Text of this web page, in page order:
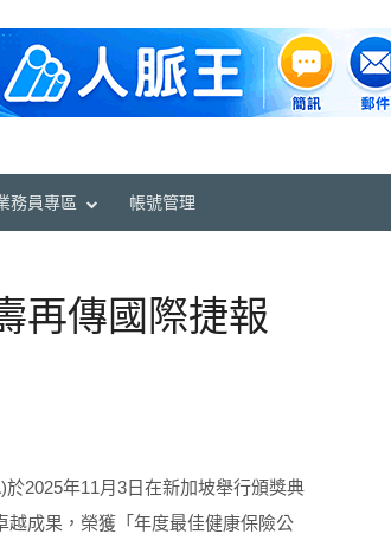
務員專區 帳號管理
再傳國際捷報
2025年11月3日在新加坡舉行頒獎典
成果，榮獲「年度最佳健康保險公